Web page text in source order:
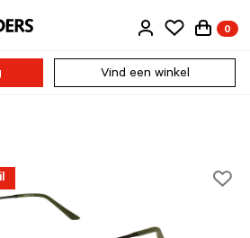
0
Vind een winkel